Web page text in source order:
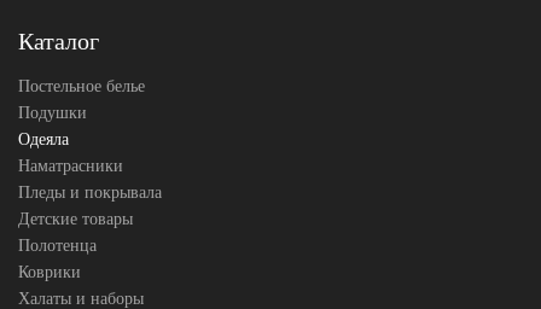
Производитель
Каталог
Постельное белье
Подушки
Одеяла
Наматрасники
Пледы и покрывала
Детские товары
Полотенца
Коврики
Халаты и наборы